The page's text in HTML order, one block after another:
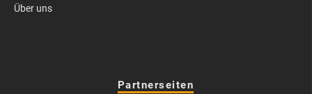
Über uns
Partnerseiten